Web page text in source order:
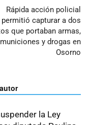
Rápida acción policial
permitió capturar a dos
que portaban armas,
municiones y drogas en
Osorno
la Ley